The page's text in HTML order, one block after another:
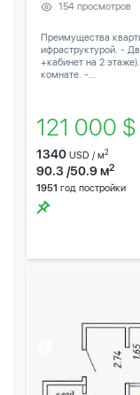
154 просмотров
Преимущества
ифраструктурой. -
+кабинет на 2
комнате. -...
121 000 $
1340 USD / м2
90.3 /50.9 м2
1951 год постройки